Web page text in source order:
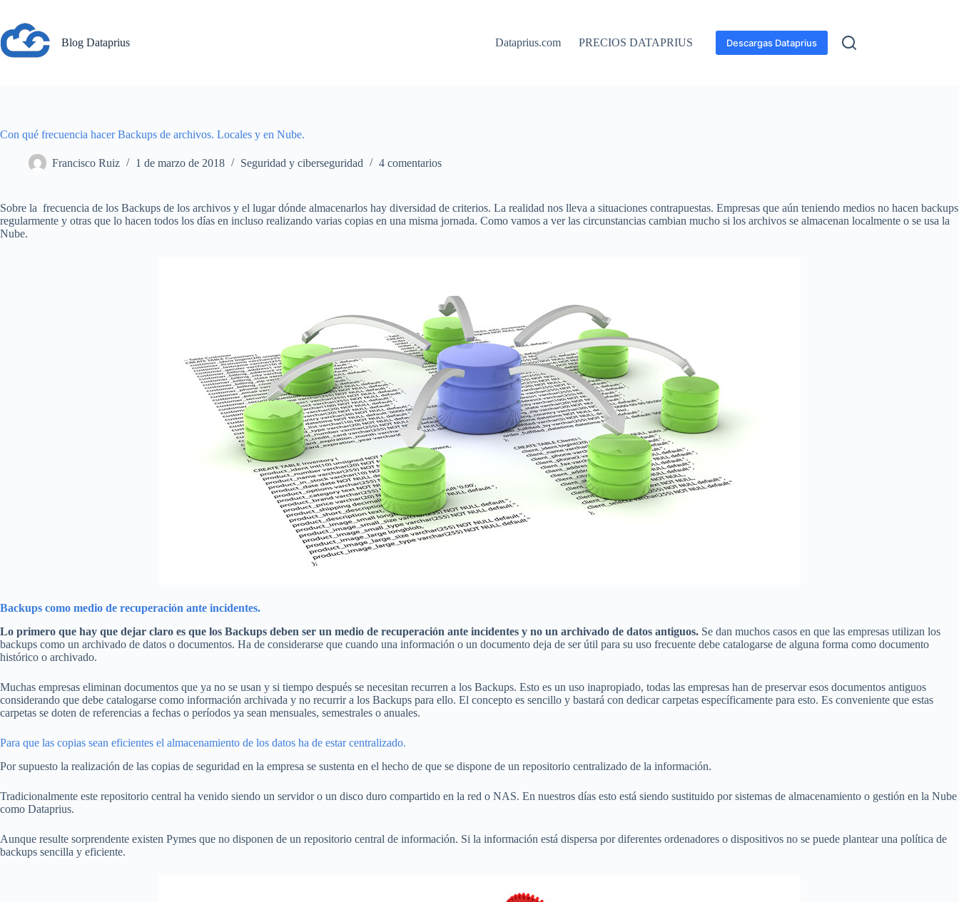
contenido
Blog Dataprius
Dataprius.com PRECIOS DATAPRIUS Descargas Dataprius
Con qué frecuencia hacer Backups de archivos. Locales y en Nube.
Francisco Ruiz 1 de marzo de 2018 Seguridad y ciberseguridad 4 comentarios
Sobre la frecuencia de los Backups de los archivos y el lugar dónde almacenarlos hay diversidad de criterios. La realidad nos lleva a situaciones contrapuestas. Empresas que aún teniendo medios no hacen backups
regularmente y otras que lo hacen todos los días en incluso realizando varias copias en una misma jornada. Como vamos a ver las circunstancias cambian mucho si los archivos se almacenan localmente o se usa la
Nube.
Backups como medio de recuperación ante incidentes.
Lo primero que hay que dejar claro es que los Backups deben ser un medio de recuperación ante incidentes y no un archivado de datos antiguos. Se dan muchos casos en que las empresas utilizan los
backups como un archivado de datos o documentos. Ha de considerarse que cuando una información o un documento deja de ser útil para su uso frecuente debe catalogarse de alguna forma como documento
histórico o archivado.
Muchas empresas eliminan documentos que ya no se usan y si tiempo después se necesitan recurren a los Backups. Esto es un uso inapropiado, todas las empresas han de preservar esos documentos antiguos
considerando que debe catalogarse como información archivada y no recurrir a los Backups para ello. El concepto es sencillo y bastará con dedicar carpetas específicamente para esto. Es conveniente que estas
carpetas se doten de referencias a fechas o períodos ya sean mensuales, semestrales o anuales.
Para que las copias sean eficientes el almacenamiento de los datos ha de estar centralizado.
Por supuesto la realización de las copias de seguridad en la empresa se sustenta en el hecho de que se dispone de un repositorio centralizado de la información.
Tradicionalmente este repositorio central ha venido siendo un servidor o un disco duro compartido en la red o NAS. En nuestros días esto está siendo sustituido por sistemas de almacenamiento o gestión en la Nube
como Dataprius.
Aunque resulte sorprendente existen Pymes que no disponen de un repositorio central de información. Si la información está dispersa por diferentes ordenadores o dispositivos no se puede plantear una política de
backups sencilla y eficiente.